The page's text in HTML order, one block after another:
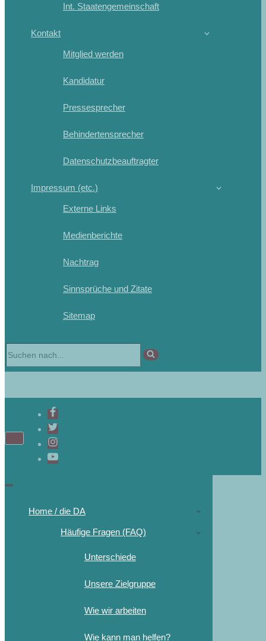
Int. Staatengemeinschaft
Kontakt
Mitglied werden
Kandidatur
Pressesprecher
Behindertensprecher
Datenschutzbeauftragter
Impressum (etc.)
Externe Links
Medienberichte
Nachtrag
Sinnsprüche und Zitate
Sitemap
Home / die DA
Häufige Fragen (FAQ)
Unterschiede
Unsere Zielgruppe
Wie wir arbeiten
Wie kann man helfen?